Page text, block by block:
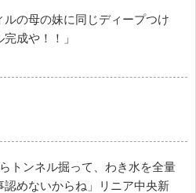
の母の妹に同じディープつけ
成や！！」
トンネル掘って、わき水を全量
めないからね」リニア中央新